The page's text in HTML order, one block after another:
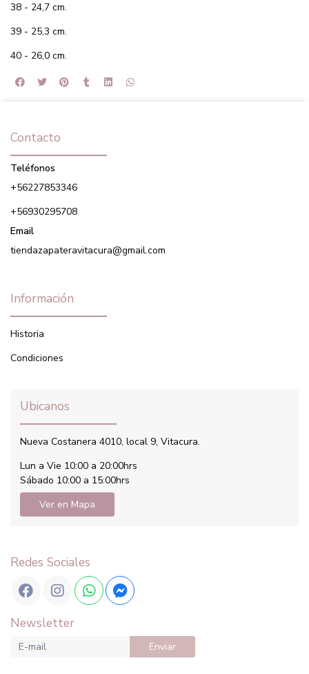
38 - 24,7 cm.
39 - 25,3 cm.
40 - 26,0 cm.
Contacto
Teléfonos
+56227853346
+56930295708
Email
tiendazapateravitacura@gmail.com
Información
Historia
Condiciones
Ubicanos
Nueva Costanera 4010, local 9, Vitacura.
Lun a Vie 10:00 a 20:00hrs
Sábado 10:00 a 15:00hrs
Ver en Mapa
Redes Sociales
Newsletter
Enviar